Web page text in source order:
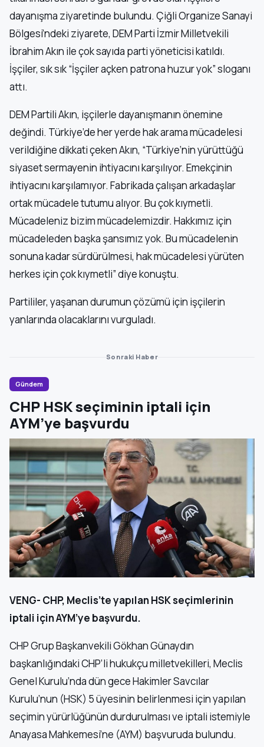
dayanışma ziyaretinde bulundu. Çiğli Organize Sanayi
Bölgesi’ndeki ziyarete, DEM Parti İzmir Milletvekili
İbrahim Akın ile çok sayıda parti yöneticisi katıldı.
İşçiler, sık sık “İşçiler açken patrona huzur yok” sloganı
attı.
DEM Partili Akın, işçilerle dayanışmanın önemine
değindi. Türkiye’de her yerde hak arama mücadelesi
verildiğine dikkati çeken Akın, “Türkiye’nin yürüttüğü
siyaset sermayenin ihtiyacını karşılıyor. Emekçinin
ihtiyacını karşılamıyor. Fabrikada çalışan arkadaşlar
ortak mücadele tutumu alıyor. Bu çok kıymetli.
Mücadeleniz bizim mücadelemizdir. Hakkımız için
mücadeleden başka şansımız yok. Bu mücadelenin
sonuna kadar sürdürülmesi, hak mücadelesi yürüten
herkes için çok kıymetli” diye konuştu.
Partililer, yaşanan durumun çözümü için işçilerin
yanlarında olacaklarını vurguladı.
Sonraki Haber
Gündem
CHP HSK seçiminin iptali için
AYM’ye başvurdu
VENG- CHP, Meclis’te yapılan HSK seçimlerinin
iptali için AYM’ye başvurdu.
CHP Grup Başkanvekili Gökhan Günaydın
başkanlığındaki CHP’li hukukçu milletvekilleri, Meclis
Genel Kurulu’nda dün gece Hakimler Savcılar
Kurulu’nun (HSK) 5 üyesinin belirlenmesi için yapılan
seçimin yürürlüğünün durdurulması ve iptali istemiyle
Anayasa Mahkemesi’ne (AYM) başvuruda bulundu.